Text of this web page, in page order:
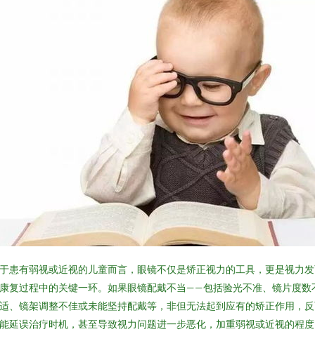
患有弱视或近视的儿童而言，眼镜不仅是矫正视力的工具，更是视力
复过程中的关键一环。如果眼镜配戴不当——包括验光不准、镜片度数
、镜架调整不佳或未能坚持配戴等，非但无法起到应有的矫正作用，
延误治疗时机，甚至导致视力问题进一步恶化，加重弱视或近视的程